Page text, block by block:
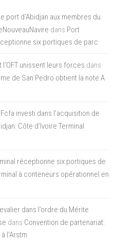
port d'Abidjan aux membres du
dans Port
six portiques de parc
unissent leurs forces dans
de San Pedro obtient la note A
investi dans l’acquisition de
Côte d’Ivoire Terminal
réceptionne six portiques de
à conteneurs opérationnel en
dans l’ordre du Mérite
dans Convention de partenariat:
l’Arstm